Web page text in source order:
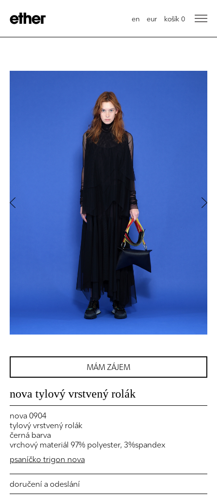
en eur košík 0
Previous
MÁM ZÁJEM
nova tylový vrstvený rolák
nova 0904
tylový vrstvený rolák
černá barva
vrchový materiál 97% polyester, 3%spandex
psaníčko trigon nova
doručení a odeslání